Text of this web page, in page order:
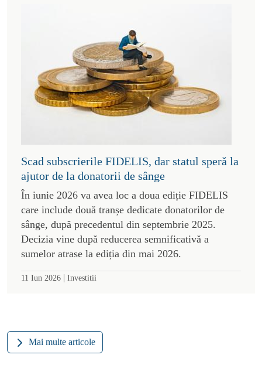
Scad subscrierile FIDELIS, dar statul speră la
ajutor de la donatorii de sânge
În iunie 2026 va avea loc a doua ediție FIDELIS
care include două tranșe dedicate donatorilor de
sânge, după precedentul din septembrie 2025.
Decizia vine după reducerea semnificativă a
sumelor atrase la ediția din mai 2026.
11 Iun 2026 | Investitii
Mai multe articole